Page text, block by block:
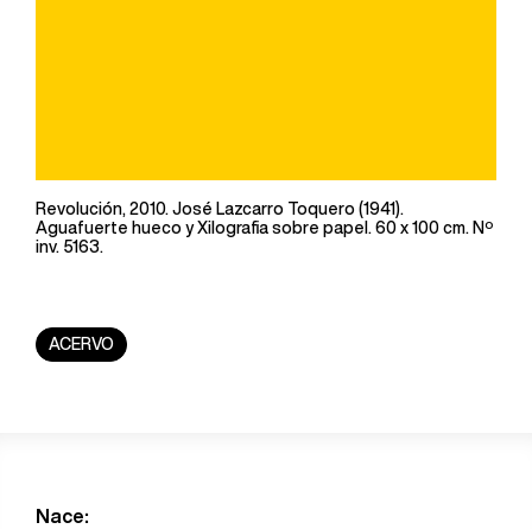
Revolución, 2010. José Lazcarro Toquero (1941).
Aguafuerte hueco y Xilografia sobre papel. 60 x 100 cm. Nº
inv. 5163.
ACERVO
Nace: